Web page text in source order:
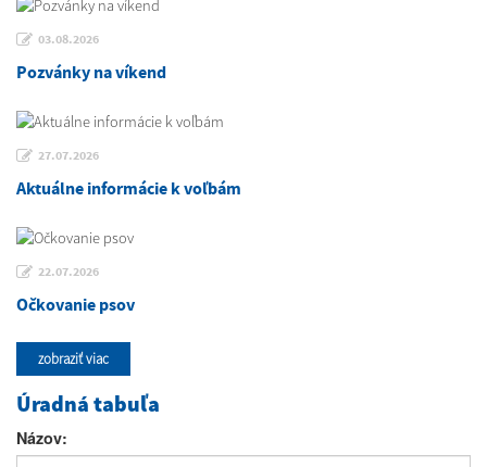
03.08.2026
Pozvánky na víkend
27.07.2026
Aktuálne informácie k voľbám
22.07.2026
Očkovanie psov
zobraziť viac
Úradná tabuľa
Názov: